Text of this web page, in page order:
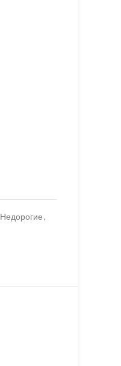
Недорогие,